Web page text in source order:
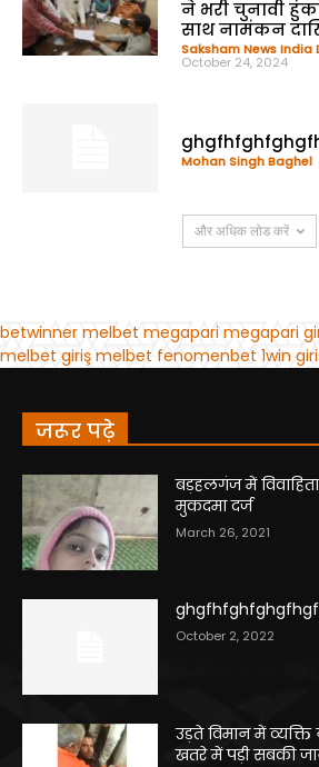
जरूर पढ़े
बड़हलगंज में
मुकदमा दर्ज
March 26, 2021
October 2, 2022
उड़ते विमान में
खतरे में पड़ी सबकी